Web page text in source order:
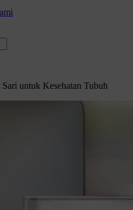
untuk Kesehatan Tubuh